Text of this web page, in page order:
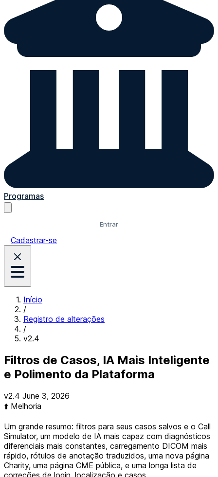
Programas
Entrar
Cadastrar-se
Início
/
Registro de alterações
/
v2.4
Filtros de Casos, IA Mais Inteligente
e Polimento da Plataforma
Version:
v2.4 Released on
June 3, 2026
⬆️ Melhoria
Um grande resumo: filtros para seus casos salvos e o Call
Simulator, um modelo de IA mais capaz com diagnósticos
diferenciais mais constantes, carregamento DICOM mais
rápido, rótulos de anotação traduzidos, uma nova página
Charity, uma página CME pública, e uma longa lista de